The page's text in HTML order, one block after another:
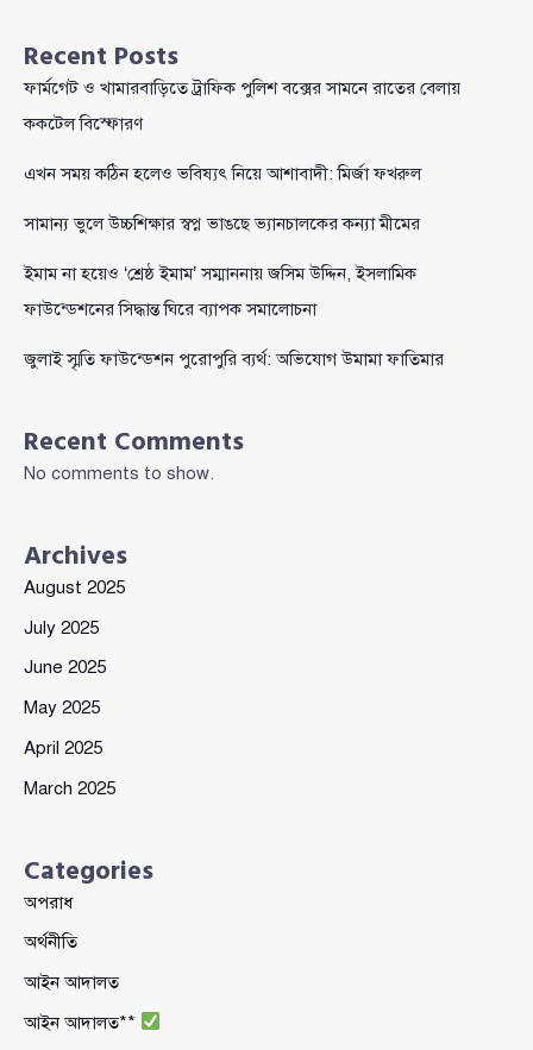
Recent Posts
ফার্মগেট ও খামারবাড়িতে ট্রাফিক পুলিশ বক্সের সামনে রাতের বেলায়
ককটেল বিস্ফোরণ
এখন সময় কঠিন হলেও ভবিষ্যৎ নিয়ে আশাবাদী: মির্জা ফখরুল
সামান্য ভুলে উচ্চশিক্ষার স্বপ্ন ভাঙছে ভ্যানচালকের কন্যা মীমের
ইমাম না হয়েও ‘শ্রেষ্ঠ ইমাম’ সম্মাননায় জসিম উদ্দিন, ইসলামিক
ফাউন্ডেশনের সিদ্ধান্ত ঘিরে ব্যাপক সমালোচনা
জুলাই স্মৃতি ফাউন্ডেশন পুরোপুরি ব্যর্থ: অভিযোগ উমামা ফাতিমার
Recent Comments
No comments to show.
Archives
August 2025
July 2025
June 2025
May 2025
April 2025
March 2025
Categories
অপরাধ
অর্থনীতি
আইন আদালত
আইন আদালত**